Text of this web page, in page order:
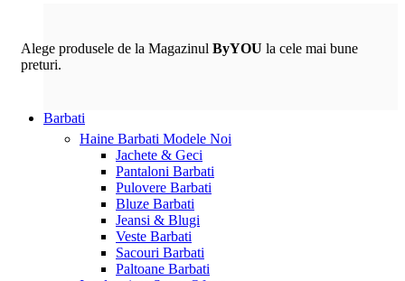
Alege produsele de la Magazinul ByYOU la cele mai bune
preturi.
Barbati
Haine Barbati Modele Noi
Jachete & Geci
Pantaloni Barbati
Pulovere Barbati
Bluze Barbati
Jeansi & Blugi
Veste Barbati
Sacouri Barbati
Paltoane Barbati